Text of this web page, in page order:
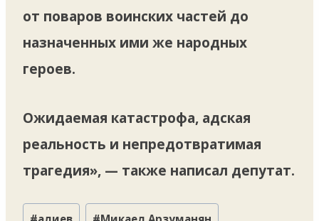
от поваров воинских частей до
назначенных ими же народных
героев.
Ожидаемая катастрофа, адская
реальность и непредотвратимая
трагедия», — также написал депутат.
Метки